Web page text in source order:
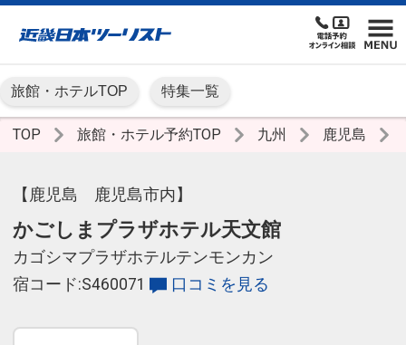
旅館・ホテルTOP 特集一覧
TOP 旅館・ホテル予約TOP 九州 鹿児島
【鹿児島 鹿児島市内】
かごしまプラザホテル天文館
カゴシマプラザホテルテンモンカン
宿コード:S460071
口コミを見る